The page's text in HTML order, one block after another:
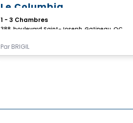
Le Columbia
1 - 3 Chambres
388, boulevard Saint-Joseph, Gatineau, QC
Par BRIGIL